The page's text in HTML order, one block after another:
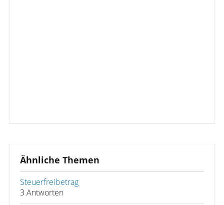
Ähnliche Themen
Steuerfreibetrag
3 Antworten